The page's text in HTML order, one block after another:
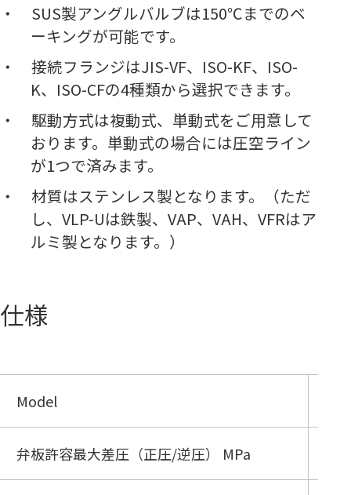
SUS製アングルバルブは150℃までのベ
ーキングが可能です。
接続フランジはJIS-VF、ISO-KF、ISO-
K、ISO-CFの4種類から選択できます。
駆動方式は複動式、単動式をご用意して
おります。単動式の場合には圧空ライン
が1つで済みます。
材質はステンレス製となります。（ただ
し、VLP-Uは鉄製、VAP、VAH、VFRはア
ルミ製となります。）
仕様
Model
弁板許容最大差圧（正圧/逆圧） MPa